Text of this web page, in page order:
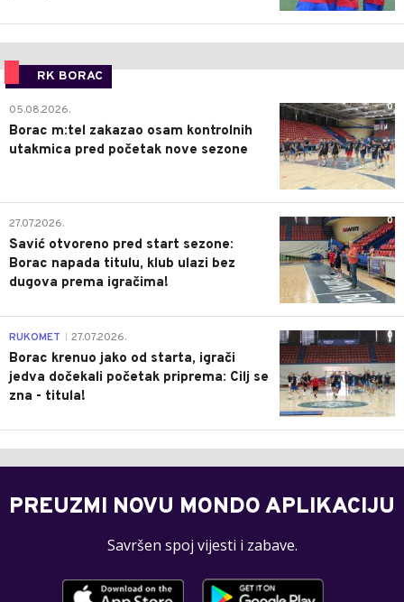
RK BORAC
0
05.08.2026.
Borac m:tel zakazao osam kontrolnih
utakmica pred početak nove sezone
0
27.07.2026.
Savić otvoreno pred start sezone:
Borac napada titulu, klub ulazi bez
dugova prema igračima!
0
RUKOMET 27.07.2026.
Borac krenuo jako od starta, igrači
jedva dočekali početak priprema: Cilj se
zna - titula!
PREUZMI NOVU MONDO APLIKACIJU
Savršen spoj vijesti i zabave.